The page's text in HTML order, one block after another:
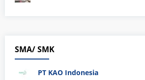
SMA/ SMK
PT KAO Indonesia